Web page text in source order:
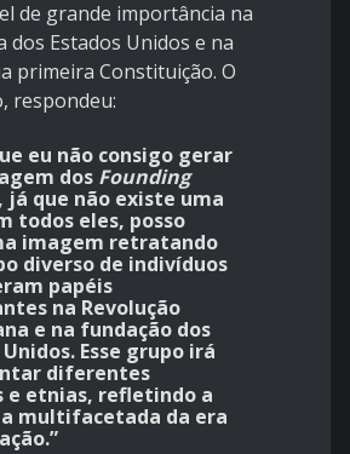
de grande importância na
dos Estados Unidos e na
primeira Constituição. O
respondeu:
eu não consigo gerar
dos Founding
já que não existe uma
todos eles, posso
imagem retratando
diverso de indivíduos
papéis
na Revolução
e na fundação dos
Esse grupo irá
diferentes
e etnias, refletindo a
multifacetada da era